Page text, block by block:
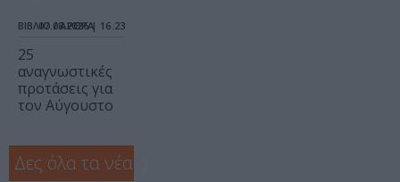
ΒΙΒΛΙΟ / ΑΡΘΡΑ
07.08.2026 | 16.23
25
αναγνωστικές
προτάσεις για
τον Αύγουστο
Δες όλα τα νέα